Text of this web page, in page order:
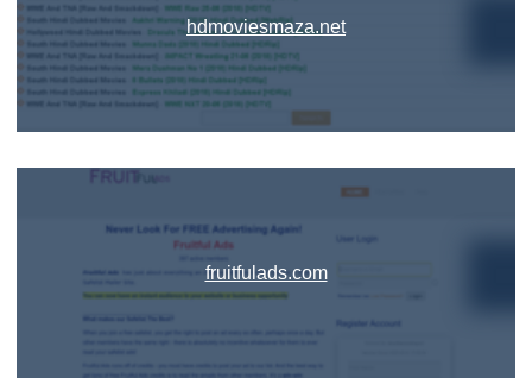
hdmoviesmaza.net
fruitfulads.com